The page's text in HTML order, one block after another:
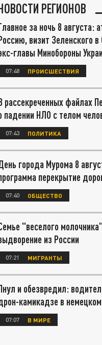
РЕГИОНОВ
за ночь 8 августа:
визит Зеленского
главы Минобороны
07:48 ПРОИСШЕСТВИЯ
рассекреченных файлах
падении НЛО с телом
07:43 ПОЛИТИКА
города Мурома 8
перекрытие
07:40 ОБЩЕСТВО
"веселого
из России
07:21 МИГРАНТЫ
и обезвредил:
камикадзе в
07:07 В МИРЕ